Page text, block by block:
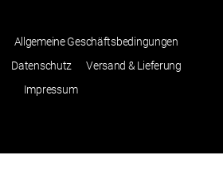
Allgemeine Geschäftsbedingungen
Datenschutz
Versand & Lieferung
Impressum